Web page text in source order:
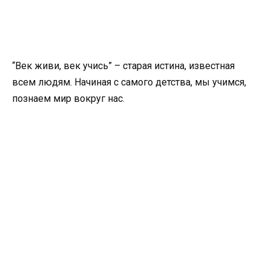
“Век живи, век учись” – старая истина, известная
всем людям. Начиная с самого детства, мы учимся,
познаем мир вокруг нас.